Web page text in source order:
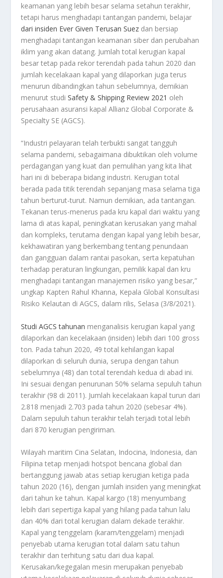
keamanan yang lebih besar selama setahun terakhir,
tetapi harus menghadapi tantangan pandemi, belajar
dari insiden Ever Given Terusan Suez dan bersiap
menghadapi tantangan keamanan siber dan perubahan
iklim yang akan datang. Jumlah total kerugian kapal
besar tetap pada rekor terendah pada tahun 2020 dan
jumlah kecelakaan kapal yang dilaporkan juga terus
menurun dibandingkan tahun sebelumnya, demikian
menurut studiSafety & Shipping Review 2021 oleh
perusahaan asuransi kapal Allianz Global Corporate &
Specialty SE (AGCS).
“Industri pelayaran telah terbukti sangat tangguh
selama pandemi, sebagaimana dibuktikan oleh volume
perdagangan yang kuat dan pemulihan yang kita lihat
hari ini di beberapa bidang industri. Kerugian total
berada pada titik terendah sepanjang masa selama tiga
tahun berturut-turut. Namun demikian, ada tantangan.
Tekanan terus-menerus pada kru kapal dari waktu yang
lama di atas kapal, peningkatan kerusakan yang mahal
dan kompleks, terutama dengan kapal yang lebih besar,
kekhawatiran yang berkembang tentang penundaan
dan gangguan dalam rantai pasokan, serta kepatuhan
terhadap peraturan lingkungan, pemilik kapal dan kru
menghadapi tantangan manajemen risiko yang besar,”
ungkap Kapten Rahul Khanna, Kepala Global Konsultasi
Risiko Kelautan di AGCS, dalam rilis, Selasa (3/8/2021).
Studi AGCS tahunan menganalisis kerugian kapal yang
dilaporkan dan kecelakaan (insiden) lebih dari 100 gross
ton. Pada tahun 2020, 49 total kehilangan kapal
dilaporkan di seluruh dunia, serupa dengan tahun
sebelumnya (48) dan total terendah kedua di abad ini.
Ini sesuai dengan penurunan 50% selama sepuluh tahun
terakhir (98 di 2011). Jumlah kecelakaan kapal turun dari
2.818 menjadi 2.703 pada tahun 2020 (sebesar 4%).
Dalam sepuluh tahun terakhir telah terjadi total lebih
dari 870 kerugian pengiriman.
Wilayah maritim Cina Selatan, Indocina, Indonesia, dan
Filipina tetap menjadi hotspot bencana global dan
bertanggung jawab atas setiap kerugian ketiga pada
tahun 2020 (16), dengan jumlah insiden yang meningkat
dari tahun ke tahun. Kapal kargo (18) menyumbang
lebih dari sepertiga kapal yang hilang pada tahun lalu
dan 40% dari total kerugian dalam dekade terakhir.
Kapal yang tenggelam (karam/tenggelam) menjadi
penyebab utama kerugian total dalam satu tahun
terakhir dan terhitung satu dari dua kapal.
Kerusakan/kegegalan mesin merupakan penyebab